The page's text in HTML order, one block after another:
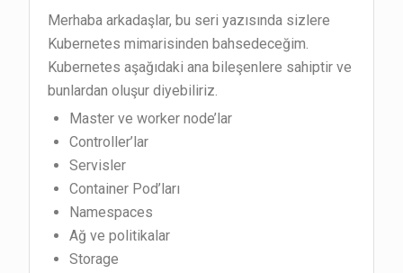
Merhaba arkadaşlar, bu seri yazısında sizlere
Kubernetes mimarisinden bahsedeceğim.
Kubernetes aşağıdaki ana bileşenlere sahiptir ve
bunlardan oluşur diyebiliriz.
Master ve worker node’lar
Controller’lar
Servisler
Container Pod’ları
Namespaces
Ağ ve politikalar
Storage